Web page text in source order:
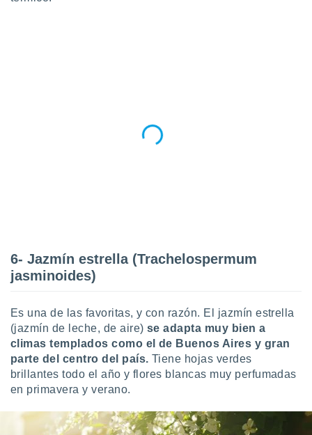
6- Jazmín estrella (Trachelospermum
jasminoides)
Es una de las favoritas, y con razón. El jazmín estrella
(jazmín de leche, de aire) se adapta muy bien a
climas templados como el de Buenos Aires y gran
parte del centro del país. Tiene hojas verdes
brillantes todo el año y flores blancas muy perfumadas
en primavera y verano.